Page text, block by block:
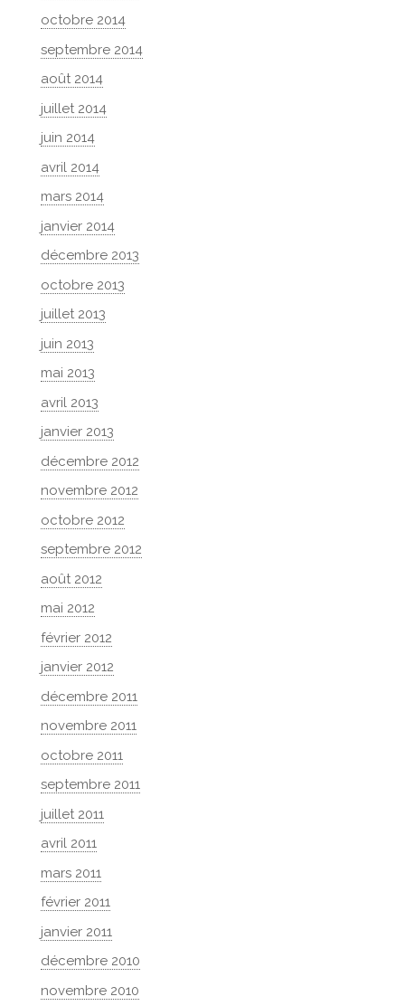
octobre 2014
septembre 2014
août 2014
juillet 2014
juin 2014
avril 2014
mars 2014
janvier 2014
décembre 2013
octobre 2013
juillet 2013
juin 2013
mai 2013
avril 2013
janvier 2013
décembre 2012
novembre 2012
octobre 2012
septembre 2012
août 2012
mai 2012
février 2012
janvier 2012
décembre 2011
novembre 2011
octobre 2011
septembre 2011
juillet 2011
avril 2011
mars 2011
février 2011
janvier 2011
décembre 2010
novembre 2010